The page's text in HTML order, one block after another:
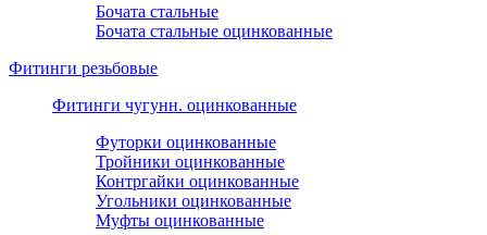
Бочата стальные
Бочата стальные оцинкованные
Фитинги резьбовые
Фитинги чугунн. оцинкованные
Футорки оцинкованные
Тройники оцинкованные
Контргайки оцинкованные
Угольники оцинкованные
Муфты оцинкованные